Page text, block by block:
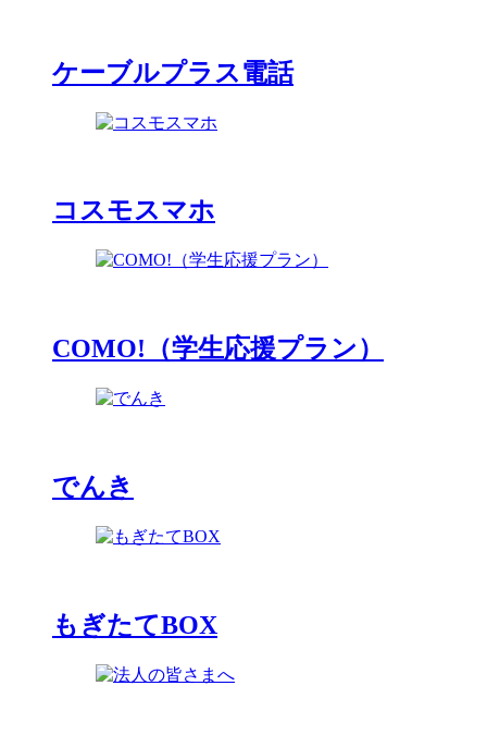
ケーブルプラス電話
コスモスマホ
COMO!（学生応援プラン）
でんき
もぎたてBOX